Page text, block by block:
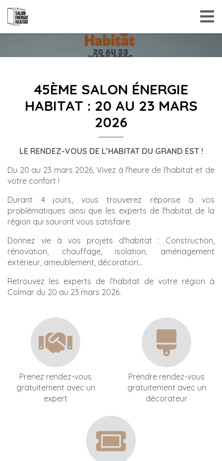
45ÈME SALON ÉNERGIE
HABITAT : 20 AU 23 MARS
2026
LE RENDEZ-VOUS DE L’HABITAT DU GRAND EST !
Du 20 au 23 mars 2026, Vivez à l'heure de l'habitat et de
votre confort !
Durant 4 jours, vous trouverez réponse à vos
problématiques ainsi que les experts de l'habitat de la
région qui sauront vous satisfaire.
Donnez vie à vos projets d'habitat : Construction,
rénovation, chauffage, isolation, aménagement
extérieur, ameublement, décoration...
Retrouvez les experts de l’habitat de votre région à
Colmar du 20 au 23 mars 2026.
Prenez rendez-vous
gratuitement avec un
expert
Prendre rendez-vous
gratuitement avec un
décorateur